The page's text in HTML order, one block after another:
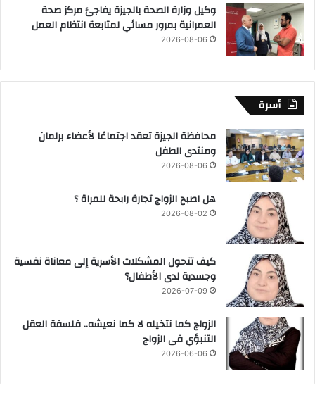
وكيل وزارة الصحة بالجيزة يفاجئ مركز صحة
العمرانية بمرور مسائي لمتابعة انتظام العمل
2026-08-06
أسرة
محافظة الجيزة تعقد اجتماعًا لأعضاء برلمان
ومنتدى الطفل
2026-08-06
هل اصبح الزواج تجارة رابحة للمراة ؟
2026-08-02
كيف تتحول المشكلات الأسرية إلى معاناة نفسية
وجسدية لدى الأطفال؟
2026-07-09
الزواج كما نتخيله لا كما نعيشه.. فلسفة العقل
التنبؤي فى الزواج
2026-06-06